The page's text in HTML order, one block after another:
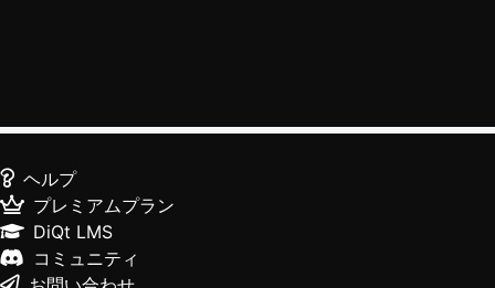
ヘルプ
プレミアムプラン
DiQt LMS
コミュニティ